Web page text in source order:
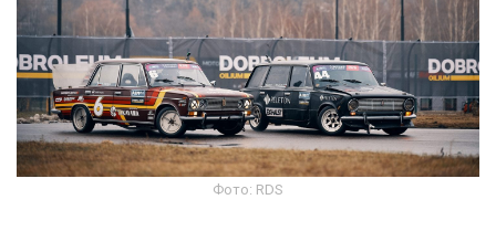
Фото: RDS